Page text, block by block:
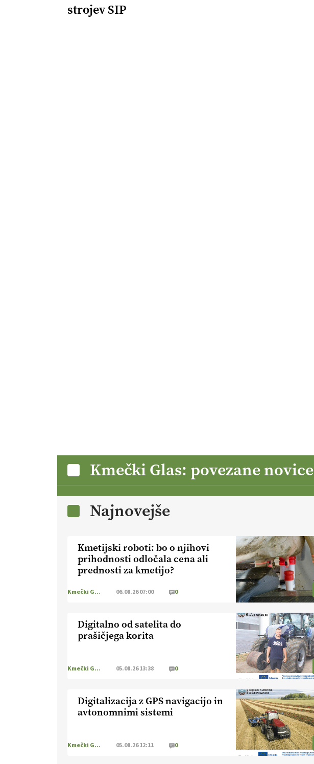
strojev SIP
Kmečki Glas: povezane novice
Najnovejše
Kmetijski roboti: bo o njihovi
prihodnosti odločala cena ali
prednosti za kmetijo?
Kmečki Glas 06.08.26 07:00 0
Digitalno od satelita do
prašičjega korita
Kmečki Glas 05.08.26 13:38 0
Digitalizacija z GPS navigacijo in
avtonomnimi sistemi
Kmečki Glas 05.08.26 12:11 0